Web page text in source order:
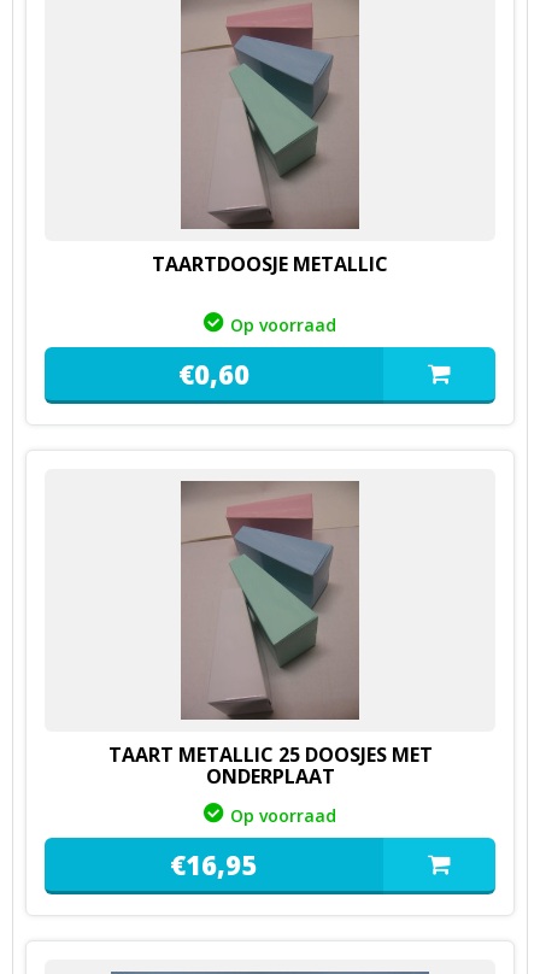
TAARTDOOSJE METALLIC
Op voorraad
€0,60
TAART METALLIC 25 DOOSJES MET
ONDERPLAAT
Op voorraad
€16,95